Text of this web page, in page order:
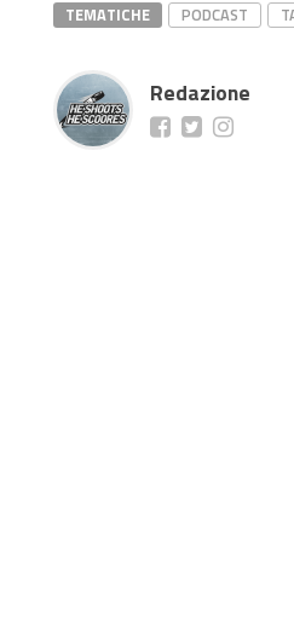
TEMATICHE PODCAST
Redazione